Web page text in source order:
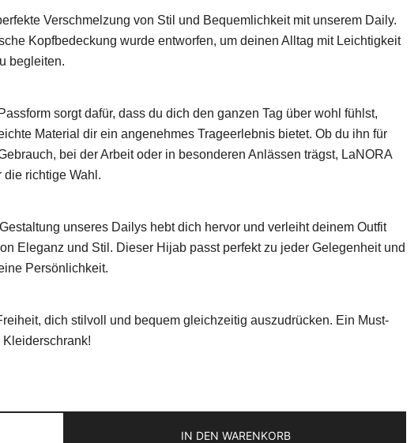
Verschmelzung von Stil und Bequemlichkeit mit unserem Daily.
Kopfbedeckung wurde entworfen, um deinen Alltag mit Leichtigkeit
begleiten.
sorgt dafür, dass du dich den ganzen Tag über wohl fühlst,
Material dir ein angenehmes Trageerlebnis bietet. Ob du ihn für
bei der Arbeit oder in besonderen Anlässen trägst, LaNORA
die richtige Wahl.
unseres Dailys hebt dich hervor und verleiht deinem Outfit
Eleganz und Stil. Dieser Hijab passt perfekt zu jeder Gelegenheit und
Persönlichkeit.
dich stilvoll und bequem gleichzeitig auszudrücken. Ein Must-
IN DEN WARENKORB